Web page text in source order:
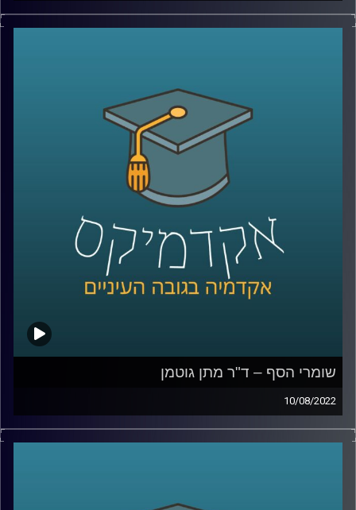
יש כאלו שמתארים את ההשלכות של הציוץ של השחקנית
אליסה מילאנו תחת ההאשטג "מי טו" כמהפכה.
בפרק הזה של אקדמיקס ראיינתי את מרצת הקורס, ד"ר גלית
דשא מבית ספר לאודר לממשל, לשעבר מנכ"לית שדולת
הנשים ומומחית להטמעת תהליכי גיוון והכללה.
לשיחה עם ד"ר גלית דשא על גיוון והכלה באירגונים-
קרדיט תמונות:AudioVersity
שומרי הסף – ד"ר מתן גוטמן
10/08/2022
מי מנהל את מדינת ישראל? מי קובע את המדיניות של
הממשלה? "מי הבוס"? – עובדי הציבור או נבחרי הציבור? על